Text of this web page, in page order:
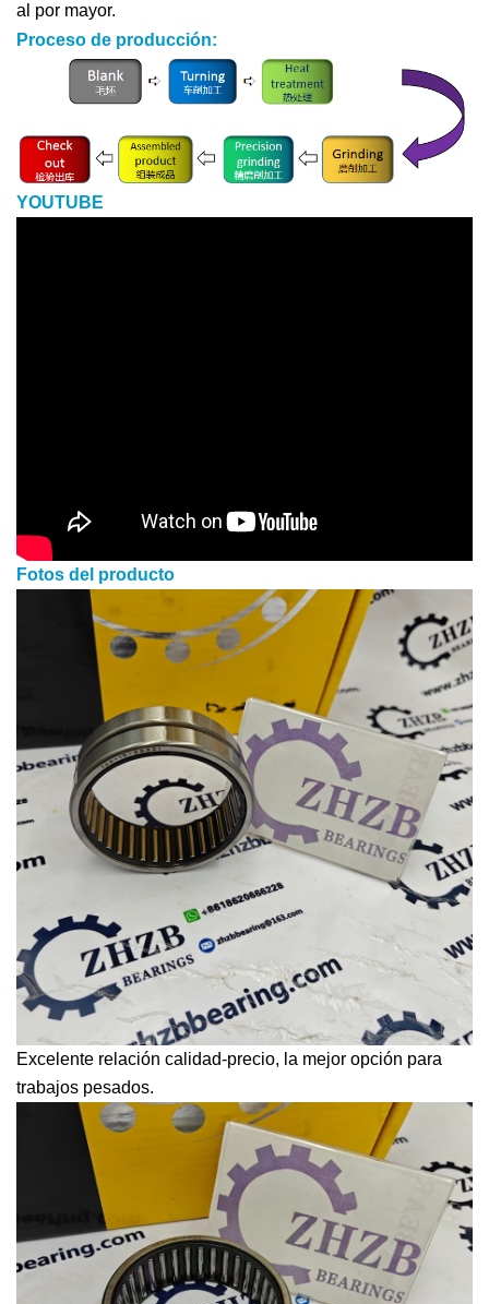
al por mayor.
Proceso de producción:
YOUTUBE
Fotos del producto
Excelente relación calidad-precio, la mejor opción para
trabajos pesados.